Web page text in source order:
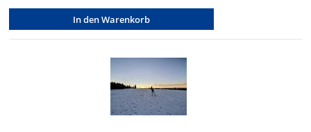
In den Warenkorb